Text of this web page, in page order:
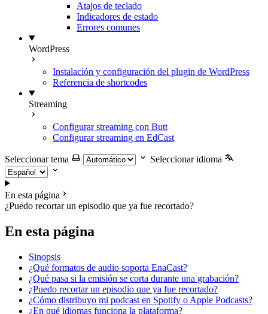
Atajos de teclado
Indicadores de estado
Errores comunes
WordPress
Instalación y configuración del plugin de WordPress
Referencia de shortcodes
Streaming
Configurar streaming con Butt
Configurar streaming en EdCast
Seleccionar tema Seleccionar idioma
En esta página
¿Puedo recortar un episodio que ya fue recortado?
En esta página
Sinopsis
¿Qué formatos de audio soporta EnaCast?
¿Qué pasa si la emisión se corta durante una grabación?
¿Puedo recortar un episodio que ya fue recortado?
¿Cómo distribuyo mi podcast en Spotify o Apple Podcasts?
¿En qué idiomas funciona la plataforma?